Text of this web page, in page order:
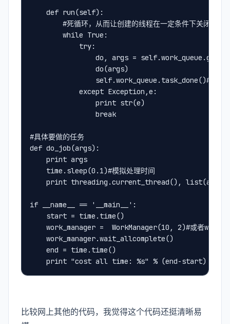
    def run(self):
        #死循环，从而让创建的线程在一定条件下关闭退出
        while True:
            try:
do, args =
                do(args)
self.work_queue.task_done()#通知
            except Exception,e:
                print str(e)
                break
#具体要做的任务
def do_job(args):
    print args
    time.sleep(0.1)#模拟处理时间
    print threading.current_thread(), list(args)
if __name__ == '__main__':
    start = time.time()
work_manager =  WorkManager(10, 2)#或者
    work_manager.wait_allcomplete()
    end = time.time()
    print "cost all time: %s" % (end-start)
比较网上其他的代码，我觉得这个代码还挺清晰易